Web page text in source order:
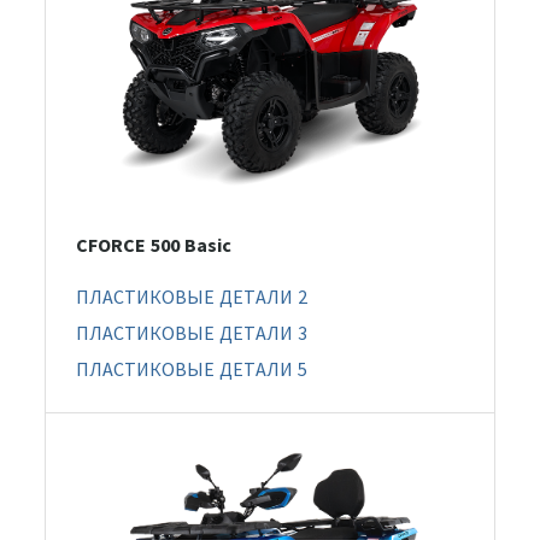
CFORCE 500 Basic
ПЛАСТИКОВЫЕ ДЕТАЛИ 2
ПЛАСТИКОВЫЕ ДЕТАЛИ 3
ПЛАСТИКОВЫЕ ДЕТАЛИ 5